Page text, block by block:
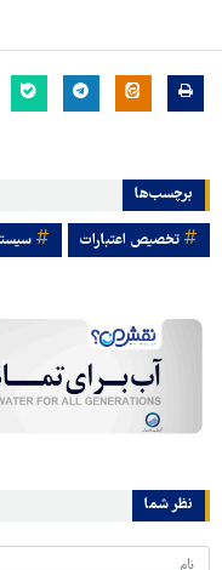
برچسب‌ها
تخصیص اعتبارات
نظر شما